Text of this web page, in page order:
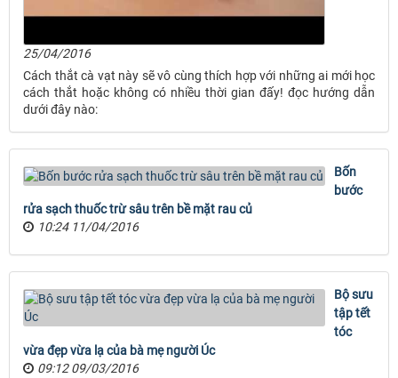
25/04/2016
Cách thắt cà vạt này sẽ vô cùng thích hợp với những ai mới học
cách thắt hoặc không có nhiều thời gian đấy! đọc hướng dẫn
dưới đây nào:
Bốn
bước
rửa sạch thuốc trừ sâu trên bề mặt rau củ
10:24 11/04/2016
Bộ sưu
tập tết
tóc
vừa đẹp vừa lạ của bà mẹ người Úc
09:12 09/03/2016